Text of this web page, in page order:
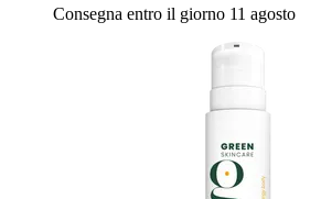
Consegna entro il giorno 11 agosto